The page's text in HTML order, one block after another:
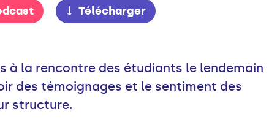
Télécharger
à la rencontre des étudiants le lendemain
des témoignages et le sentiment des
structure.